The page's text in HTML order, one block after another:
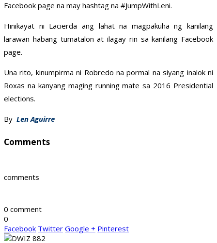
Facebook page na may hashtag na #JumpWithLeni.
Hinikayat ni Lacierda ang lahat na magpakuha ng kanilang
larawan habang tumatalon at ilagay rin sa kanilang Facebook
page.
Una rito, kinumpirma ni Robredo na pormal na siyang inalok ni
Roxas na kanyang maging running mate sa 2016 Presidential
elections.
By Len Aguirre
Comments
comments
0 comment
0
Facebook Twitter Google + Pinterest